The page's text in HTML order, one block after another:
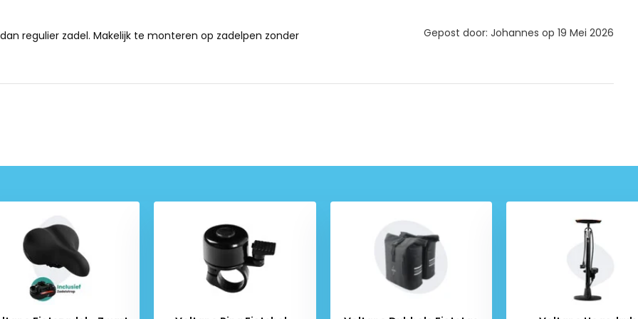
2.0 - Bruin?
regulier zadel. Makelijk te monteren op zadelpen zonder
Gepost door: Johannes op 19 Mei 2026